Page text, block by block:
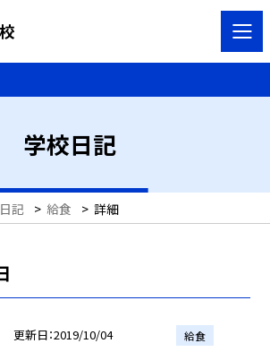
学校日記
記 > 給食 > 詳細
更新日 2019/10/04 給食